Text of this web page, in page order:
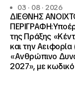
03 · 08 · 2026
ΔΙΕΘΝΗΣ
της Πράξης
και την
«Ανθρώπινο
2027», με